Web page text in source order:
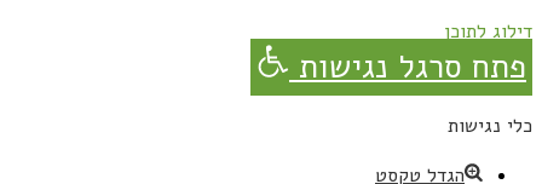
דילוג לתוכן
פתח סרגל נגישות
כלי נגישות
הגדל טקסט